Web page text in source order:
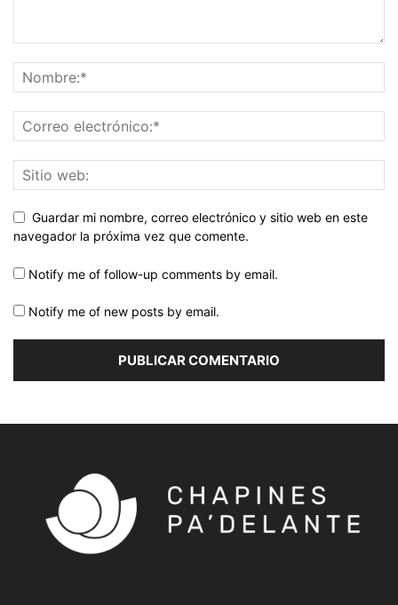
Guardar mi nombre, correo electrónico y sitio web en este
navegador la próxima vez que comente.
Notify me of follow-up comments by email.
Notify me of new posts by email.